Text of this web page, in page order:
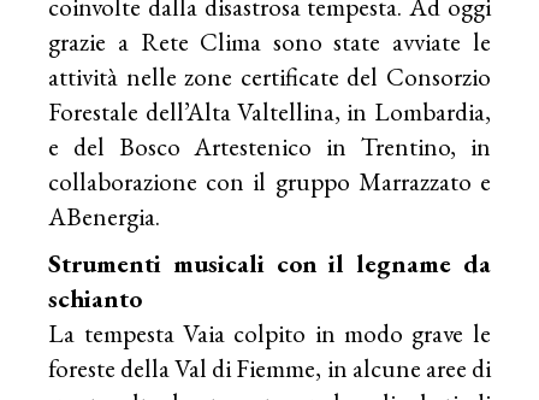
coinvolte dalla disastrosa tempesta. Ad oggi
grazie a Rete Clima sono state avviate le
attività nelle zone certificate del Consorzio
Forestale dell’Alta Valtellina, in Lombardia,
e del Bosco Artestenico in Trentino, in
collaborazione con il gruppo Marrazzato e
ABenergia.
Strumenti musicali con il legname da
schianto
La tempesta Vaia colpito in modo grave le
foreste della Val di Fiemme, in alcune aree di